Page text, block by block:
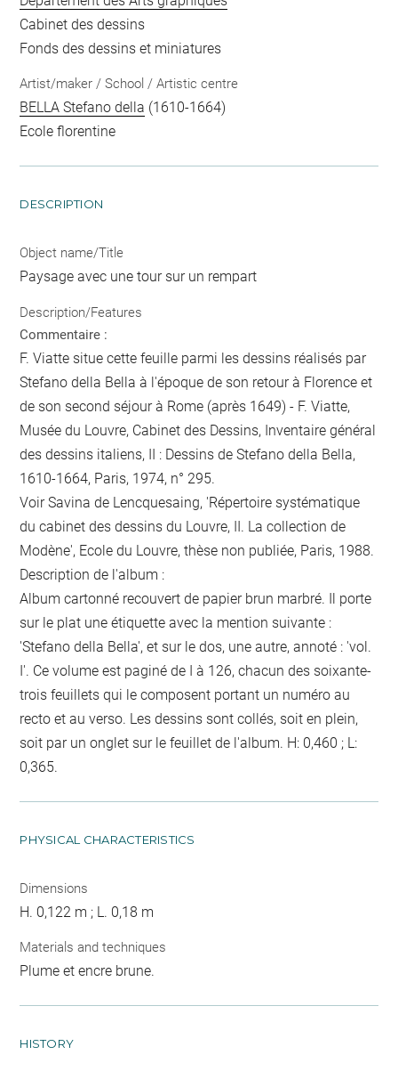
Cabinet des dessins
Fonds des dessins et miniatures
Artist/maker / School / Artistic centre
BELLA Stefano della (1610-1664)
Ecole florentine
DESCRIPTION
Object name/Title
Paysage avec une tour sur un rempart
Description/Features
Commentaire :
F. Viatte situe cette feuille parmi les dessins réalisés par
Stefano della Bella à l'époque de son retour à Florence et
de son second séjour à Rome (après 1649) - F. Viatte,
Musée du Louvre, Cabinet des Dessins, Inventaire général
des dessins italiens, II : Dessins de Stefano della Bella,
1610-1664, Paris, 1974, n° 295.
Voir Savina de Lencquesaing, 'Répertoire systématique
du cabinet des dessins du Louvre, II. La collection de
Modène', Ecole du Louvre, thèse non publiée, Paris, 1988.
Description de l'album :
Album cartonné recouvert de papier brun marbré. Il porte
sur le plat une étiquette avec la mention suivante :
'Stefano della Bella', et sur le dos, une autre, annoté : 'vol.
I'. Ce volume est paginé de I à 126, chacun des soixante-
trois feuillets qui le composent portant un numéro au
recto et au verso. Les dessins sont collés, soit en plein,
soit par un onglet sur le feuillet de l'album. H: 0,460 ; L:
0,365.
PHYSICAL CHARACTERISTICS
Dimensions
H. 0,122 m ; L. 0,18 m
Materials and techniques
Plume et encre brune.
HISTORY